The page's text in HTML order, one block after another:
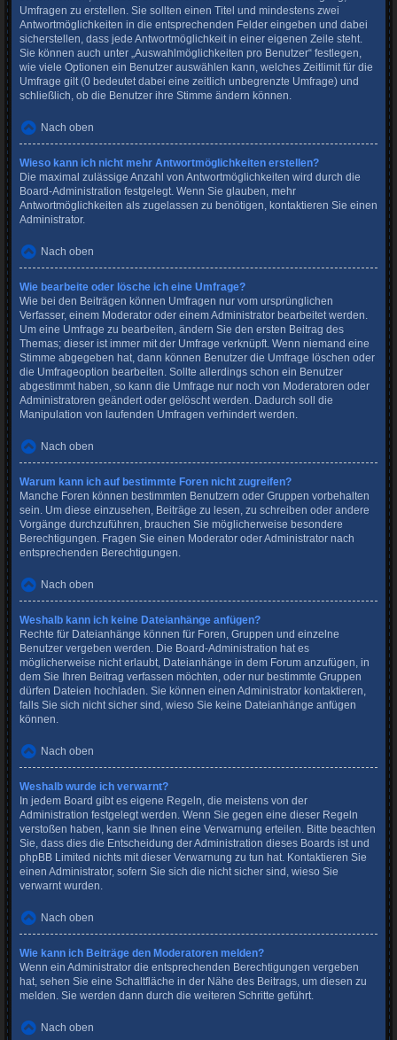
Umfragen zu erstellen. Sie sollten einen Titel und mindestens zwei
Antwortmöglichkeiten in die entsprechenden Felder eingeben und dabei
sicherstellen, dass jede Antwortmöglichkeit in einer eigenen Zeile steht.
Sie können auch unter „Auswahlmöglichkeiten pro Benutzer“ festlegen,
wie viele Optionen ein Benutzer auswählen kann, welches Zeitlimit für die
Umfrage gilt (0 bedeutet dabei eine zeitlich unbegrenzte Umfrage) und
schließlich, ob die Benutzer ihre Stimme ändern können.
Nach oben
Wieso kann ich nicht mehr Antwortmöglichkeiten erstellen?
Die maximal zulässige Anzahl von Antwortmöglichkeiten wird durch die
Board-Administration festgelegt. Wenn Sie glauben, mehr
Antwortmöglichkeiten als zugelassen zu benötigen, kontaktieren Sie einen
Administrator.
Nach oben
Wie bearbeite oder lösche ich eine Umfrage?
Wie bei den Beiträgen können Umfragen nur vom ursprünglichen
Verfasser, einem Moderator oder einem Administrator bearbeitet werden.
Um eine Umfrage zu bearbeiten, ändern Sie den ersten Beitrag des
Themas; dieser ist immer mit der Umfrage verknüpft. Wenn niemand eine
Stimme abgegeben hat, dann können Benutzer die Umfrage löschen oder
die Umfrageoption bearbeiten. Sollte allerdings schon ein Benutzer
abgestimmt haben, so kann die Umfrage nur noch von Moderatoren oder
Administratoren geändert oder gelöscht werden. Dadurch soll die
Manipulation von laufenden Umfragen verhindert werden.
Nach oben
Warum kann ich auf bestimmte Foren nicht zugreifen?
Manche Foren können bestimmten Benutzern oder Gruppen vorbehalten
sein. Um diese einzusehen, Beiträge zu lesen, zu schreiben oder andere
Vorgänge durchzuführen, brauchen Sie möglicherweise besondere
Berechtigungen. Fragen Sie einen Moderator oder Administrator nach
entsprechenden Berechtigungen.
Nach oben
Weshalb kann ich keine Dateianhänge anfügen?
Rechte für Dateianhänge können für Foren, Gruppen und einzelne
Benutzer vergeben werden. Die Board-Administration hat es
möglicherweise nicht erlaubt, Dateianhänge in dem Forum anzufügen, in
dem Sie Ihren Beitrag verfassen möchten, oder nur bestimmte Gruppen
dürfen Dateien hochladen. Sie können einen Administrator kontaktieren,
falls Sie sich nicht sicher sind, wieso Sie keine Dateianhänge anfügen
können.
Nach oben
Weshalb wurde ich verwarnt?
In jedem Board gibt es eigene Regeln, die meistens von der
Administration festgelegt werden. Wenn Sie gegen eine dieser Regeln
verstoßen haben, kann sie Ihnen eine Verwarnung erteilen. Bitte beachten
Sie, dass dies die Entscheidung der Administration dieses Boards ist und
phpBB Limited nichts mit dieser Verwarnung zu tun hat. Kontaktieren Sie
einen Administrator, sofern Sie sich die nicht sicher sind, wieso Sie
verwarnt wurden.
Nach oben
Wie kann ich Beiträge den Moderatoren melden?
Wenn ein Administrator die entsprechenden Berechtigungen vergeben
hat, sehen Sie eine Schaltfläche in der Nähe des Beitrags, um diesen zu
melden. Sie werden dann durch die weiteren Schritte geführt.
Nach oben